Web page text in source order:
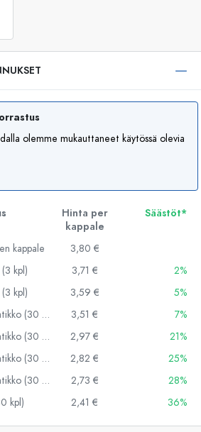
olemme mukauttaneet käytössä olevia
Hinta per
kappale
Säästöt*
kappale
3,80 €
kpl) 3,71 €
2%
kpl) 3,59 €
5%
Suuri laatikko (30 kpl) 3,51 €
7%
Suuri laatikko (30 kpl) 2,97 €
21%
Suuri laatikko (30 kpl) 2,82 €
25%
Suuri laatikko (30 kpl) 2,73 €
28%
kpl) 2,41 € 36%